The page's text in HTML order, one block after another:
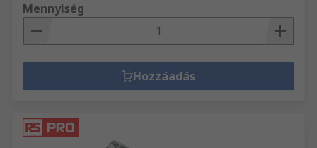
Mennyiség
Hozzáadás